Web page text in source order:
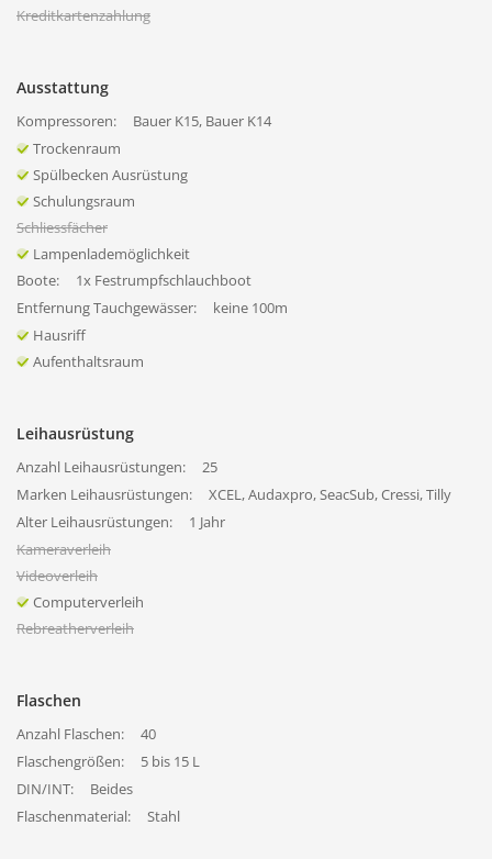
Kreditkartenzahlung
Ausstattung
Kompressoren:
Bauer K15, Bauer K14
Trockenraum
Spülbecken Ausrüstung
Schulungsraum
Schliessfächer
Lampenlademöglichkeit
Boote:
1x Festrumpfschlauchboot
Entfernung Tauchgewässer:
keine 100m
Hausriff
Aufenthaltsraum
Leihausrüstung
Anzahl Leihausrüstungen:
25
Marken Leihausrüstungen:
XCEL, Audaxpro, SeacSub, Cressi, Tilly
Alter Leihausrüstungen:
1 Jahr
Kameraverleih
Videoverleih
Computerverleih
Rebreatherverleih
Flaschen
Anzahl Flaschen:
40
Flaschengrößen:
5 bis 15 L
DIN/INT:
Beides
Flaschenmaterial:
Stahl